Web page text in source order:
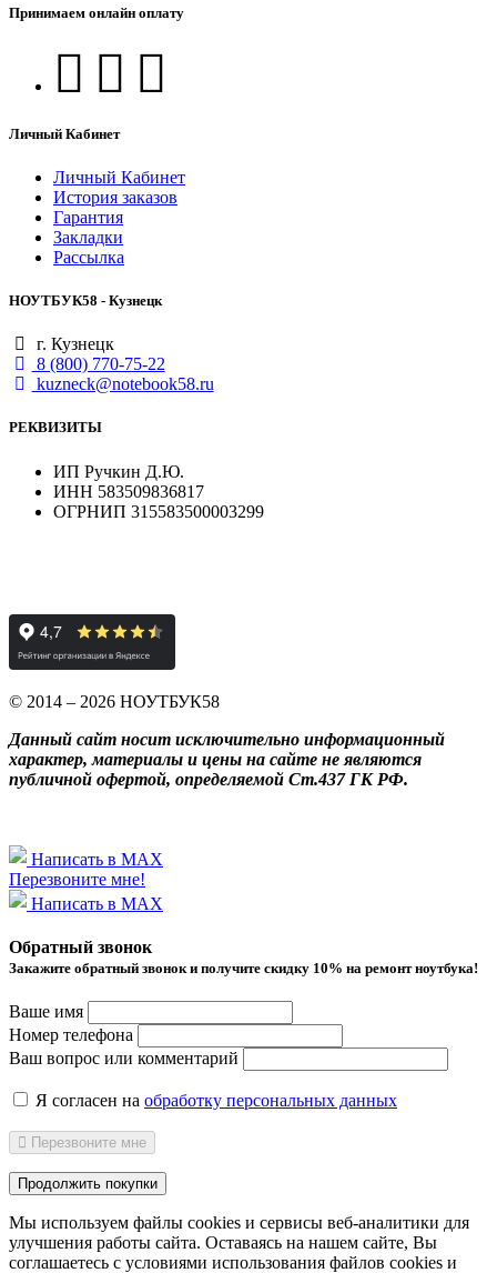
Принимаем онлайн оплату
Личный Кабинет
Личный Кабинет
История заказов
Гарантия
Закладки
Рассылка
НОУТБУК58 - Кузнецк
г. Кузнецк
8 (800) 770-75-22
kuzneck@notebook58.ru
РЕКВИЗИТЫ
ИП Ручкин Д.Ю.
ИНН 583509836817
ОГРНИП 315583500003299
© 2014 – 2026 НОУТБУК58
Данный сайт носит исключительно информационный
характер, материалы и цены на сайте не являются
публичной офертой, определяемой Ст.437 ГК РФ.
Написать в MAX
Перезвоните мне!
Написать в MAX
Обратный звонок
Закажите обратный звонок и получитe скидку 10% на ремонт ноутбука!
Ваше имя
Номер телефона
Ваш вопрос или комментарий
Я согласен на обработку персональных данных
Перезвоните мне
Продолжить покупки
Мы используем файлы cookies и сервисы веб-аналитики для
улучшения работы сайта. Оставаясь на нашем сайте, Вы
соглашаетесь с условиями использования файлов cookies и